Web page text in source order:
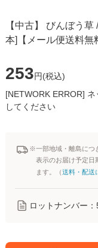
【中古】 びんぼう
本]【メール便送料無
253円(税込)
[NETWORK ERROR]
してください
※一部地域・離島につ
表示のお届け予定日
ます。（送料・配送
ロットナンバー：